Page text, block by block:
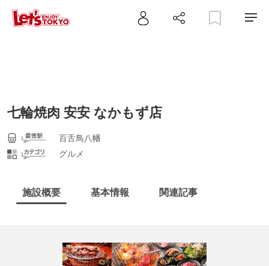
七輪焼肉 安安 なかもず店
百舌鳥八幡
グルメ
施設概要 基本情報 関連記事